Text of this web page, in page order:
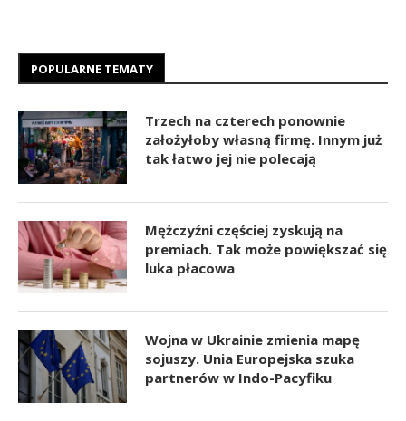
POPULARNE TEMATY
Trzech na czterech ponownie
założyłoby własną firmę. Innym już
tak łatwo jej nie polecają
Mężczyźni częściej zyskują na
premiach. Tak może powiększać się
luka płacowa
Wojna w Ukrainie zmienia mapę
sojuszy. Unia Europejska szuka
partnerów w Indo-Pacyfiku